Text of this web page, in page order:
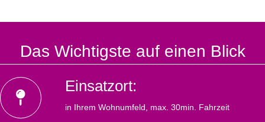
Das Wichtigste auf einen Blick
Einsatzort:
in Ihrem Wohnumfeld, max. 30min. Fahrzeit